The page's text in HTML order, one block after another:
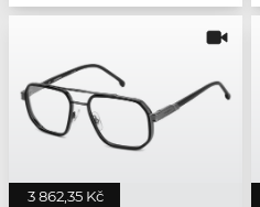
3 862,35 Kč